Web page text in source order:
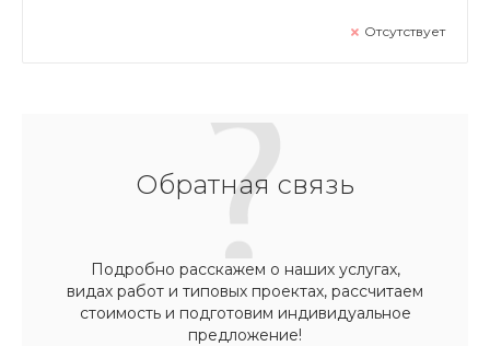
Отсутствует
Обратная связь
Подробно расскажем о наших услугах,
видах работ и типовых проектах, рассчитаем
стоимость и подготовим индивидуальное
предложение!